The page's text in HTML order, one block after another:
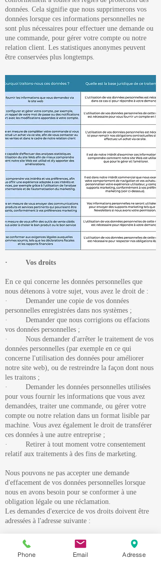
données. Cela signifie que nous supprimerons vos
données lorsque ces informations personnelles ne
sont plus nécessaires pour effectuer une demande ou
une commande, pour gérer votre compte ou notre
relation client. Les statistiques anonymes peuvent
être conservées plus longtemps.
· Vos droits
En ce qui concerne les données personnelles que
nous détenons à votre sujet, vous avez le droit de :
· Demander une copie de vos données
personnelles enregistrées dans nos systèmes ;
· Demander que nous corrigions ou effacions
vos données personnelles ;
· Nous demander d'arrêter le traitement de vos
données personnelles (par exemple en ce qui
concerne l'utilisation des données pour améliorer
notre site web), ou de restreindre la façon dont nous
les traitons ;
· Demander les données personnelles utilisées
pour vous fournir les informations que vous avez
demandées, traiter une commande, ou gérer votre
compte ou notre relation dans un format lisible par
machine. Vous avez également le droit de transférer
ces données à une autre entreprise ;
· Retirer à tout moment votre consentement
relatif aux traitements à des fins de marketing.
Nous pouvons ne pas accepter une demande
d'effacement de vos données personnelles lorsque
nous en avons besoin pour se conformer à une
obligation légale ou une réclamation.
Les demandes d'exercice de vos droits doivent être
adressées à l'adresse suivante :
patricia.irureta@mdb-services.fr
Pour vous aider à formuler votre demande, vous
Phone Email Adresse